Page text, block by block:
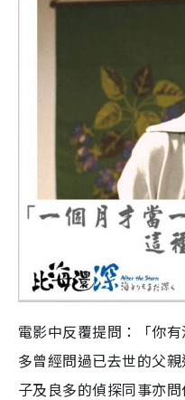
電影中反覆提問：「你
多曾經問過已去世的父
子及良多的偵探同事亦